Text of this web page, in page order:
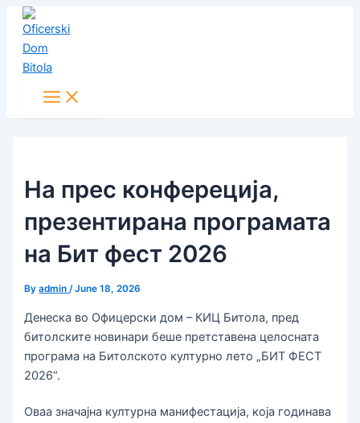
Skip
content
На прес конфереција,
презентирана програмата
на Бит фест 2026
Byadmin/June 18, 2026
Денеска во Офицерски дом – КИЦ Битола, пред
битолските новинари беше претставена целосната
програма на Битолското културно лето „БИТ ФЕСТ
2026“.
Оваа значајна културна манифестација, која годинава
Post
navigation